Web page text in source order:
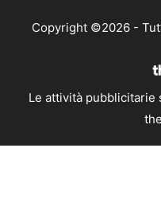
Copyright ©2026 -
Le attività pubblicitarie